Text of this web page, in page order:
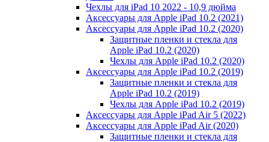
Чехлы для iPad 10 2022 - 10,9 дюйма
Аксессуары для Apple iPad 10.2 (2021)
Аксессуары для Apple iPad 10.2 (2020)
Защитные пленки и стекла для
Apple iPad 10.2 (2020)
Чехлы для Apple iPad 10.2 (2020)
Аксессуары для Apple iPad 10.2 (2019)
Защитные пленки и стекла для
Apple iPad 10.2 (2019)
Чехлы для Apple iPad 10.2 (2019)
Аксессуары для Apple iPad Air 5 (2022)
Аксессуары для Apple iPad Air (2020)
Защитные пленки и стекла для